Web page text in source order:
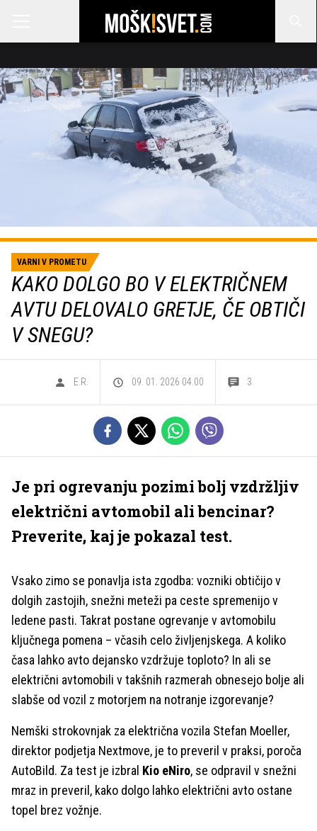
VARNI V PROMETU
KAKO DOLGO BO V ELEKTRIČNEM
AVTU DELOVALO GRETJE, ČE OBTIČI
V SNEGU?
E.R. 09. 01. 2026 04.00 3
Je pri ogrevanju pozimi bolj vzdržljiv
električni avtomobil ali bencinar?
Preverite, kaj je pokazal test.
Vsako zimo se ponavlja ista zgodba: vozniki obtičijo v
dolgih zastojih, snežni meteži pa ceste spremenijo v
ledene pasti. Takrat postane ogrevanje v avtomobilu
ključnega pomena – včasih celo življenjskega. A koliko
časa lahko avto dejansko vzdržuje toploto? In ali se
električni avtomobili v takšnih razmerah obnesejo bolje ali
slabše od vozil z motorjem na notranje izgorevanje?
Nemški strokovnjak za električna vozila Stefan Moeller,
direktor podjetja Nextmove, je to preveril v praksi, poroča
AutoBild. Za test je izbral Kio eNiro, se odpravil v snežni
mraz in preveril, kako dolgo lahko električni avto ostane
topel brez vožnje.